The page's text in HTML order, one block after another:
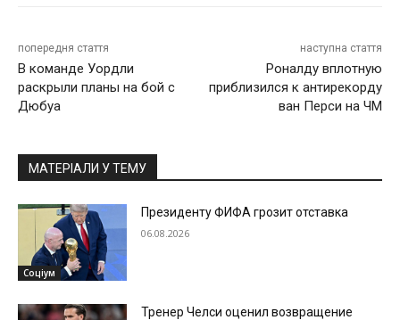
попередня стаття
В команде Уордли
раскрыли планы на бой с
Дюбуа
наступна стаття
Роналду вплотную
приблизился к антирекорду
ван Перси на ЧМ
МАТЕРІАЛИ У ТЕМУ
Соціум
Президенту ФИФА грозит отставка
06.08.2026
Тренер Челси оценил возвращение